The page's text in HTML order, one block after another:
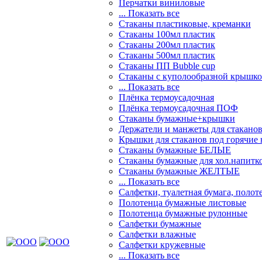
Перчатки виниловые
... Показать все
Стаканы пластиковые, креманки
Стаканы 100мл пластик
Стаканы 200мл пластик
Стаканы 500мл пластик
Стаканы ПП Bubble cup
Стаканы с куполообразной
... Показать все
Плёнка термоусадочная
Плёнка термоусадочная ПОФ
Стаканы бумажные+крышки
Держатели и манжеты для стаканов
Крышки для стаканов под горячие
Стаканы бумажные БЕЛЫЕ
Стаканы бумажные для
Стаканы бумажные ЖЕЛТЫЕ
... Показать все
Салфетки, туалетная бумага,
Полотенца бумажные листовые
Полотенца бумажные рулонные
Салфетки бумажные
Салфетки влажные
Салфетки кружевные
... Показать все